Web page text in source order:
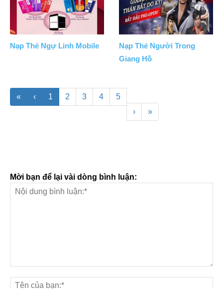
Nạp Thẻ Ngự Linh Mobile
Nạp Thẻ Người Trong
Giang Hồ
« ‹ 1 2 3 4
5
›
»
Mời bạn để lại vài dòng bình luận: